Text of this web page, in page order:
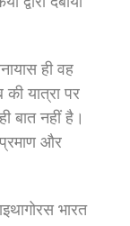
ही वह
यात्रा पर
नहीं है।
और
भारत